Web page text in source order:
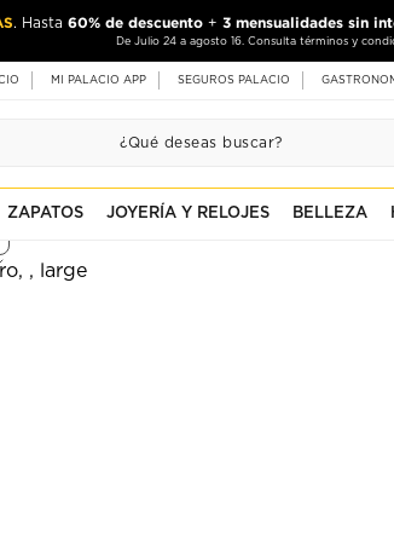
. Hasta 60% de descuento + 3 mensualidades sin
De Julio 24 a agosto 16. Consulta términos y
MI PALACIO APP SEGUROS PALACIO
ZAPATOS JOYERÍA Y RELOJES BELLEZA